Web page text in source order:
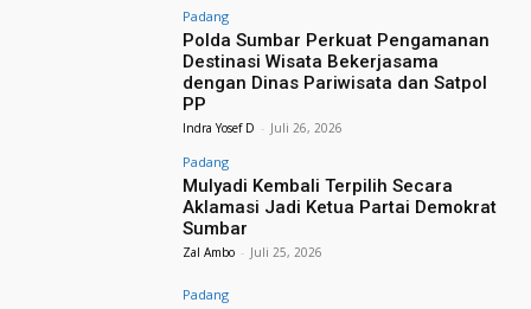
Padang
Polda Sumbar Perkuat Pengamanan
Destinasi Wisata Bekerjasama
dengan Dinas Pariwisata dan Satpol
PP
Indra Yosef D - Juli 26, 2026
Padang
Mulyadi Kembali Terpilih Secara
Aklamasi Jadi Ketua Partai Demokrat
Sumbar
Zal Ambo - Juli 25, 2026
Padang